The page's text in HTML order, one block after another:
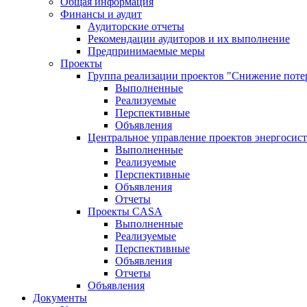
Финансы и аудит
Аудиторские отчеты
Рекомендации аудиторов и их выполнение
Предпринимаемые меры
Проекты
Группа реализации проектов "Снижение
Выполненные
Реализуемые
Перспективные
Объявления
Центральное управление проектов
Выполненные
Реализуемые
Перспективные
Объявления
Отчеты
Проекты CASA
Выполненные
Реализуемые
Перспективные
Объявления
Отчеты
Объявления
Документы